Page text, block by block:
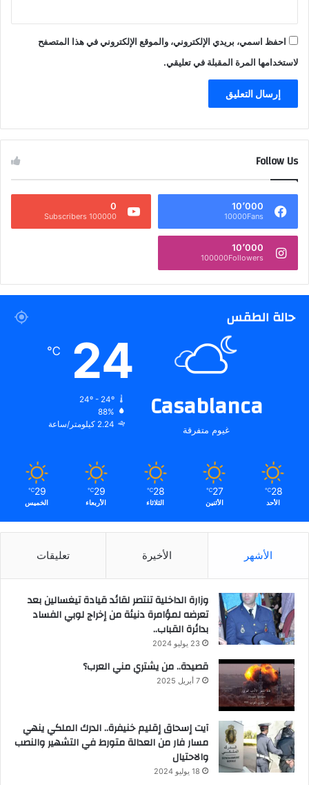
احفظ اسمي، بريدي الإلكتروني، والموقع الإلكتروني في هذا المتصفح
لاستخدامها المرة المقبلة في تعليقي.
Follow Us
10٬000
10000Fans
0
100000 Subscribers
10٬000
100000Followers
حالة الطقس
Casablanca
غيوم متفرقة
24
℃
24º - 24º
88%
2.24 كيلومتر/ساعة
28
℃
الأحد
27
℃
الأثنين
28
℃
الثلاثاء
29
℃
الأربعاء
29
℃
الخميس
الأشهر الأخيرة تعليقات
وزارة الداخلية تنتصر لقائد قيادة تيغسالين بعد
تعرضه لمؤامرة دنيئة من إخراج لوبي الفساد
بدائرة القباب..
23 يوليو 2024
قصيدة.. من يشتري مني العرب؟
7 أبريل 2025
آيت إسحاق إقليم خنيفرة.. الدرك الملكي ينهي
مسار فار من العدالة متورط في التشهير والنصب
والاحتيال
18 يوليو 2024